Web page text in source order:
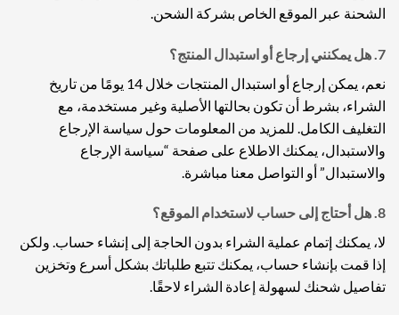
الشحنة عبر الموقع الخاص بشركة الشحن.
7. هل يمكنني إرجاع أو استبدال المنتج؟
نعم، يمكن إرجاع أو استبدال المنتجات خلال 14 يومًا من تاريخ
الشراء، بشرط أن تكون بحالتها الأصلية وغير مستخدمة، مع
التغليف الكامل. للمزيد من المعلومات حول سياسة الإرجاع
والاستبدال، يمكنك الاطلاع على صفحة “سياسة الإرجاع
والاستبدال” أو التواصل معنا مباشرة.
8. هل أحتاج إلى حساب لاستخدام الموقع؟
لا، يمكنك إتمام عملية الشراء بدون الحاجة إلى إنشاء حساب. ولكن
إذا قمت بإنشاء حساب، يمكنك تتبع طلباتك بشكل أسرع وتخزين
تفاصيل شحنك لسهولة إعادة الشراء لاحقًا.